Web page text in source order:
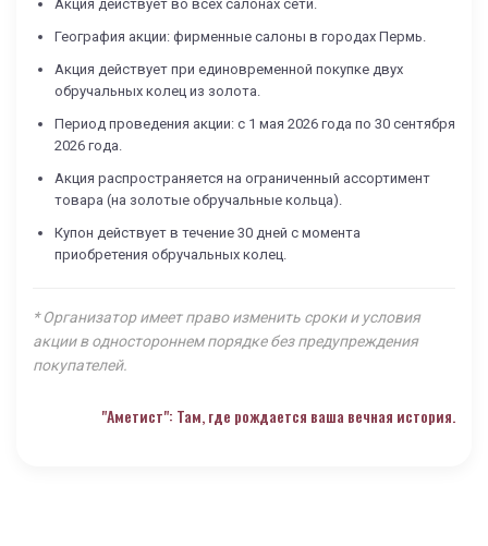
Акция действует во всех салонах сети.
География акции: фирменные салоны в городах Пермь.
Акция действует при единовременной покупке двух
обручальных колец из золота.
Период проведения акции: с 1 мая 2026 года по 30 сентября
2026 года.
Акция распространяется на ограниченный ассортимент
товара (на золотые обручальные кольца).
Купон действует в течение 30 дней с момента
приобретения обручальных колец.
* Организатор имеет право изменить сроки и условия
акции в одностороннем порядке без предупреждения
покупателей.
"Аметист": Там, где рождается ваша вечная история.